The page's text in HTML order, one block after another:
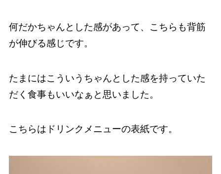
何だかちゃんとした感があって、こちらも背筋
が伸びる感じです。
たまにはこういうちゃんとした感を持っていた
だく食事もいいなぁと思いました。
こちらはドリンクメニューの表紙です。